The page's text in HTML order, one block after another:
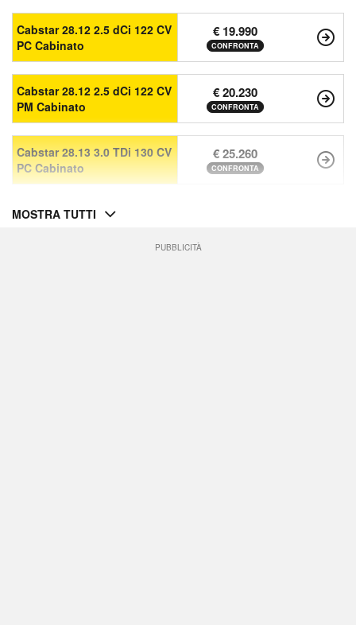
Cabstar 28.12 2.5 dCi 122 CV
PC Cabinato
€ 19.990
CONFRONTA
Cabstar 28.12 2.5 dCi 122 CV
PM Cabinato
€ 20.230
CONFRONTA
Cabstar 28.13 3.0 TDi 130 CV
PC Cabinato
€ 25.260
CONFRONTA
MOSTRA TUTTI
PUBBLICITÀ